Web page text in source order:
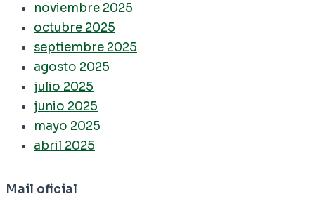
noviembre 2025
octubre 2025
septiembre 2025
agosto 2025
julio 2025
junio 2025
mayo 2025
abril 2025
Mail oficial